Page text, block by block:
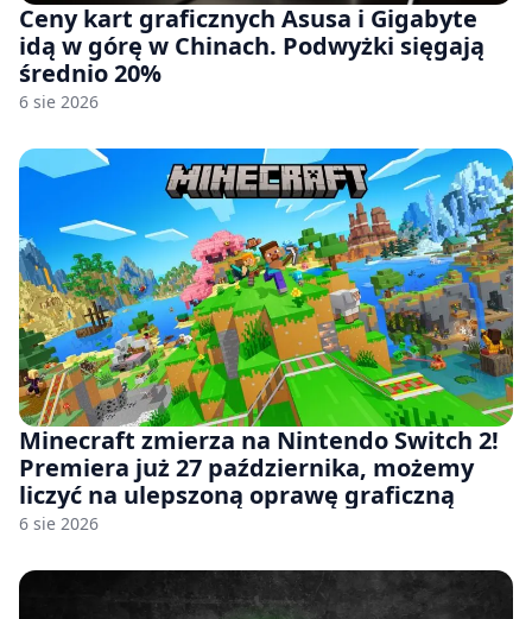
Ceny kart graficznych Asusa i Gigabyte
idą w górę w Chinach. Podwyżki sięgają
średnio 20%
6 sie 2026
Minecraft zmierza na Nintendo Switch 2!
Premiera już 27 października, możemy
liczyć na ulepszoną oprawę graficzną
6 sie 2026